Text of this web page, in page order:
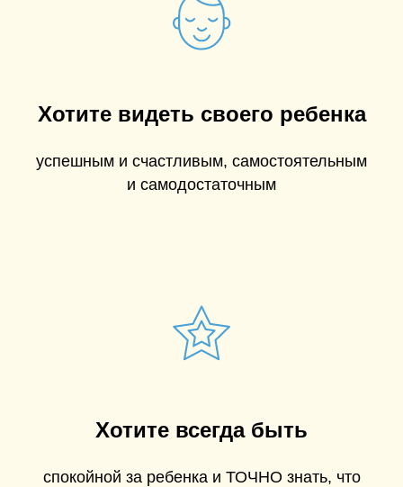
Хотите видеть своего ребенка
успешным и счастливым, самостоятельным
и самодостаточным
Хотите всегда быть
спокойной за ребенка и ТОЧНО знать, что